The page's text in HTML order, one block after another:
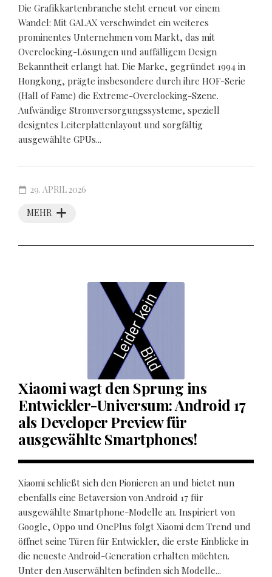
Die Grafikkartenbranche steht erneut vor einem
Wandel: Mit GALAX verschwindet ein weiteres
prominentes Unternehmen vom Markt, das mit
Overclocking-Lösungen und auffälligem Design
Bekanntheit erlangt hat. Die Marke, gegründet 1994 in
Hongkong, prägte insbesondere durch ihre HOF-Serie
(Hall of Fame) die Extreme-Overclocking-Szene.
Aufwändige Stromversorgungssysteme, speziell
designtes Leiterplattenlayout und sorgfältig
ausgewählte GPUs...
MEHR
29. APRIL 2026
Xiaomi wagt den Sprung ins
Entwickler-Universum: Android 17
als Developer Preview für
ausgewählte Smartphones!
Xiaomi schließt sich den Pionieren an und bietet nun
ebenfalls eine Betaversion von Android 17 für
ausgewählte Smartphone-Modelle an. Inspiriert von
Google, Oppo und OnePlus folgt Xiaomi dem Trend und
öffnet seine Türen für Entwickler, die erste Einblicke in
die neueste Android-Generation erhalten möchten.
Unter den Auserwählten befinden sich Modelle...